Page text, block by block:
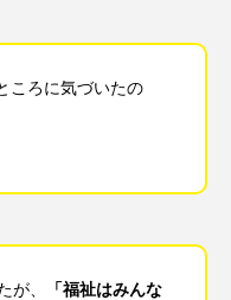
ころに気づいたの
が、
「福祉はみんな